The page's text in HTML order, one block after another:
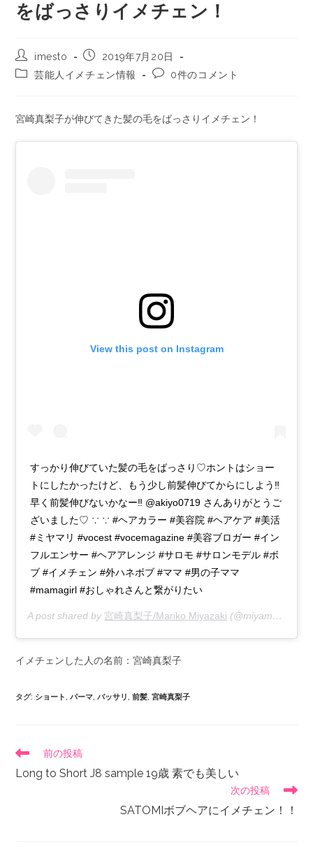
をばっさりイメチェン！
imesto
2019年7月20日
芸能人イメチェン情報
0件のコメント
宮崎真梨子が伸びてきた髪の毛をばっさりイメチェン！
View this post on Instagram
すっかり伸びていた髪の毛をばっさり♡ホントはショー
トにしたかったけど、もう少し前髪伸びてからにしよう‼︎
早く前髪伸びないかなー‼︎ @akiyo0719 さんありがとうご
ざいました♡ ∵ ∵ #ヘアカラー #美容院 #ヘアケア #美活
#ミヤマリ #vocest #vocemagazine #美容ブロガー #イン
フルエンサー #ヘアアレンジ #サロモ #サロンモデル #ボ
ブ #イメチェン #外ハネボブ #ママ #男の子ママ
#mamagirl #おしゃれさんと繋がりたい
A post shared by宮崎真梨子/Mariko Miyazaki (@miyamari92) on
イメチェンした人の名前：宮崎真梨子
タグ: ショート, パーマ, バッサリ, 前髪, 宮崎真梨子
前の投稿
Long to Short J8 sample 19歳 素でも美しい
次の投稿
SATOMIボブヘアにイメチェン！！